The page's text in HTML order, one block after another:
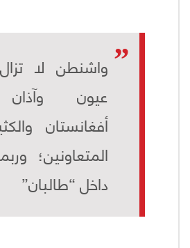
واشنطن لا
عيون
أفغانستان
المتعاونين؛
داخل “طالبان”